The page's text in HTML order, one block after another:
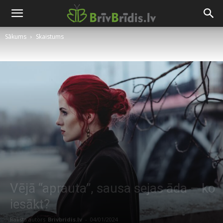
Sākums Skaistums
Vējā “aprauta”, sausa sejas āda – ko
iesākt?
Raksta autors Brivbridis.lv - 04/01/2024